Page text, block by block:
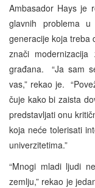
Ambasador Hays je
glavnih problema
generacije koja treba
znači
građana. “Ja sam
vas,” rekao je.
čuje kako bi zaista
predstavljati onu
koja neće tolerisati
univerzitetima.”
“Mnogi mladi ljudi
zemlju,” rekao je